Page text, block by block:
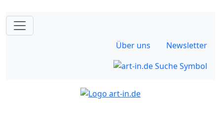
Über uns Newsletter